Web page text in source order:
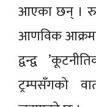
आएका छन् ।
आणविक
द्वन्द्व
ट्रम्पसँगको